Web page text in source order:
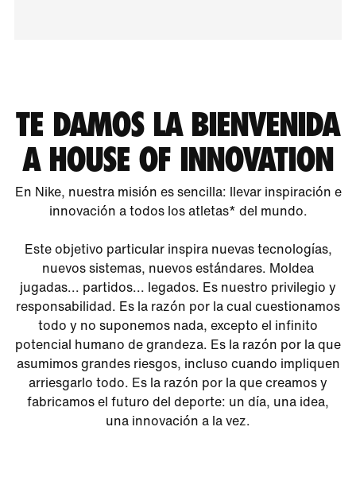
TE DAMOS LA BIENVENIDA
A HOUSE OF INNOVATION
En Nike, nuestra misión es sencilla: llevar inspiración e
innovación a todos los atletas* del mundo.
Este objetivo particular inspira nuevas tecnologías,
nuevos sistemas, nuevos estándares. Moldea
jugadas... partidos... legados. Es nuestro privilegio y
responsabilidad. Es la razón por la cual cuestionamos
todo y no suponemos nada, excepto el infinito
potencial humano de grandeza. Es la razón por la que
asumimos grandes riesgos, incluso cuando impliquen
arriesgarlo todo. Es la razón por la que creamos y
fabricamos el futuro del deporte: un día, una idea,
una innovación a la vez.